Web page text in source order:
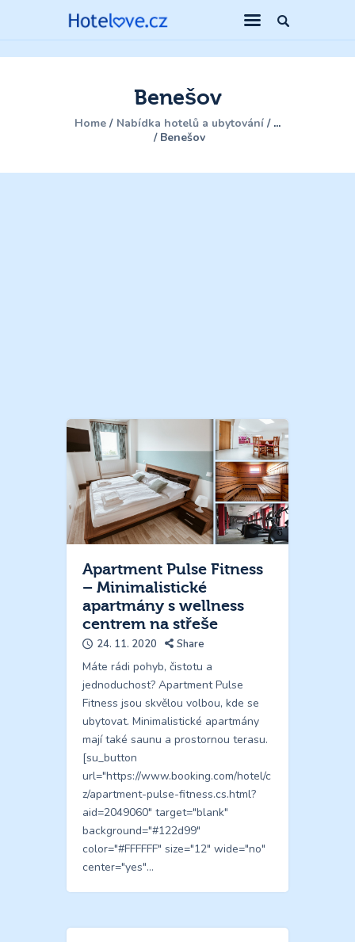
Benešov
Home Nabídka hotelů a ubytování
...
Benešov
Apartment Pulse Fitness
– Minimalistické
apartmány s wellness
centrem na střeše
24. 11. 2020 Share
Máte rádi pohyb, čistotu a
jednoduchost? Apartment Pulse
Fitness jsou skvělou volbou, kde se
ubytovat. Minimalistické apartmány
mají také saunu a prostornou terasu.
[su_button
url="https://www.booking.com/hotel/c
z/apartment-pulse-fitness.cs.html?
aid=2049060" target="blank"
background="#122d99"
color="#FFFFFF" size="12" wide="no"
center="yes"…